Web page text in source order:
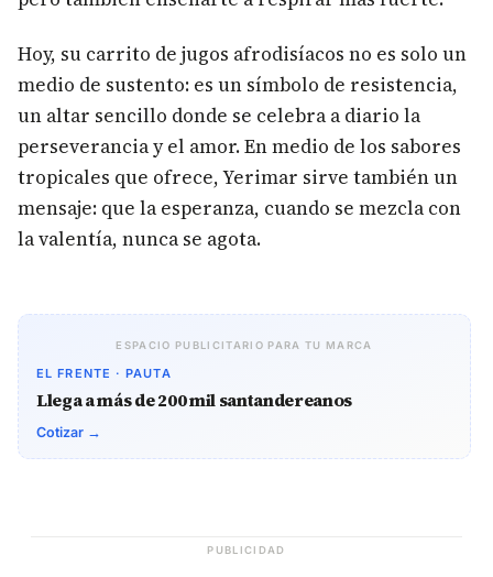
Hoy, su carrito de jugos afrodisíacos no es solo un
medio de sustento: es un símbolo de resistencia,
un altar sencillo donde se celebra a diario la
perseverancia y el amor. En medio de los sabores
tropicales que ofrece, Yerimar sirve también un
mensaje: que la esperanza, cuando se mezcla con
la valentía, nunca se agota.
ESPACIO PUBLICITARIO PARA TU MARCA
EL FRENTE · PAUTA
Llega a más de 200 mil santandereanos
Cotizar →
PUBLICIDAD